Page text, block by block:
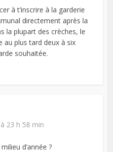
à t’inscrire à la garderie
directement après la
la plupart des crèches, le
au plus tard deux à six
souhaitée.
23 h 58 min
d’année ?